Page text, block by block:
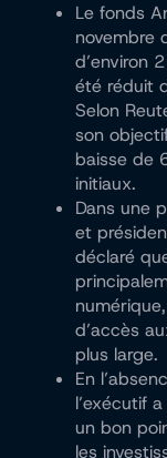
Le fonds
novembre
d’environ
été réduit
Selon
son
baisse de
initiaux.
Dans une
et
déclaré
d’accès
plus large.
En
l’exécutif
un bon
les